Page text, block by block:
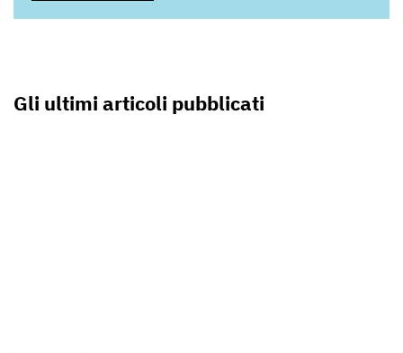
Gli ultimi articoli pubblicati